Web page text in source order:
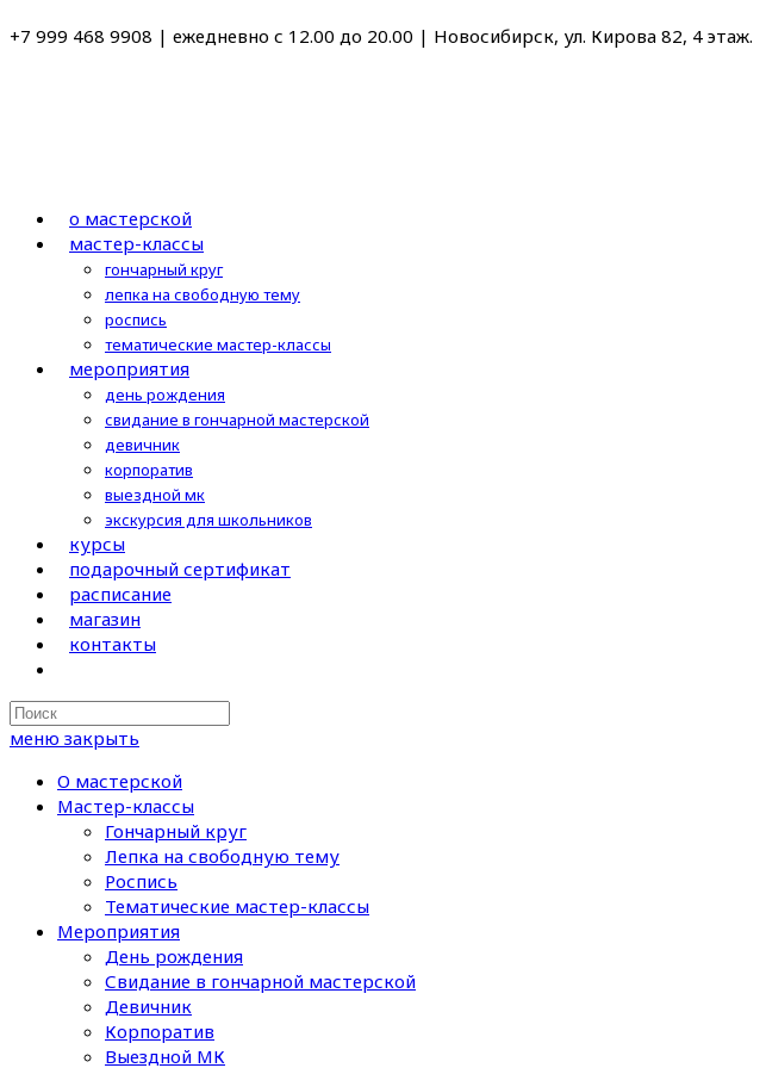
к
+7 999 468 9908 | ежедневно с 12.00 до 20.00 | Новосибирск, ул. Кирова 82, 4 этаж.
о мастерской
мастер-классы
гончарный круг
лепка на свободную тему
роспись
тематические мастер-классы
мероприятия
день рождения
свидание в гончарной мастерской
девичник
корпоратив
выездной мк
экскурсия для школьников
курсы
подарочный сертификат
расписание
магазин
контакты
Search
this
меню закрыть
О мастерской
Мастер-классы
Гончарный круг
Лепка на свободную тему
Роспись
Тематические мастер-классы
Мероприятия
День рождения
Свидание в гончарной мастерской
Девичник
Корпоратив
Выездной МК